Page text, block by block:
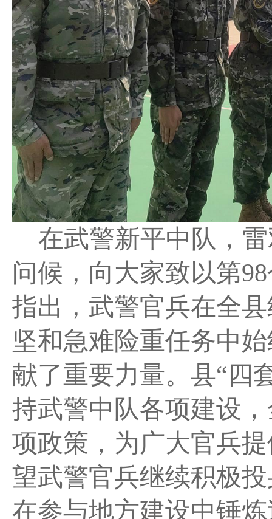
在武警新平中队，
问候，向大家致以第98
指出，武警官兵在全
坚和急难险重任务中
献了重要力量。县“四
持武警中队各项建设
项政策，为广大官兵
望武警官兵继续积极
在参与地方建设中锤